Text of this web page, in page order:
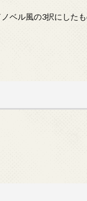
ベル風の3択にした